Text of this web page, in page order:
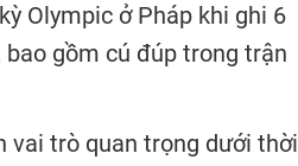
kỳ Olympic ở Pháp khi ghi 6
bao gồm cú đúp trong trận
vai trò quan trọng dưới thời